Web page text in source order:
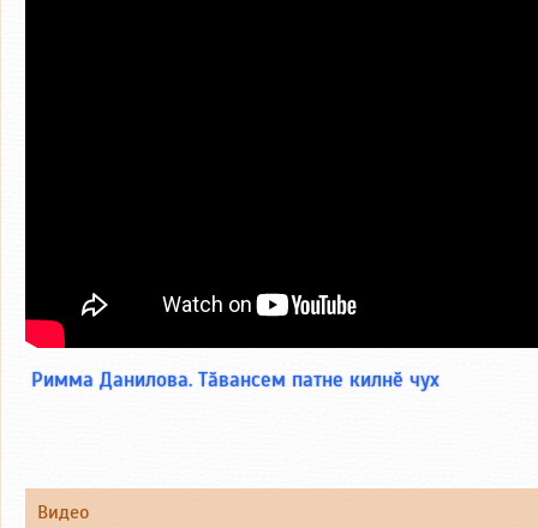
Римма Данилова. Тӑвансем патне килнӗ чух
Видео